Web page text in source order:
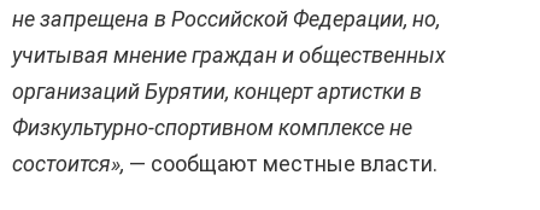
не запрещена в Российской Федерации, но,
учитывая мнение граждан и общественных
организаций Бурятии, концерт артистки в
Физкультурно-спортивном комплексе не
состоится», — сообщают местные власти.